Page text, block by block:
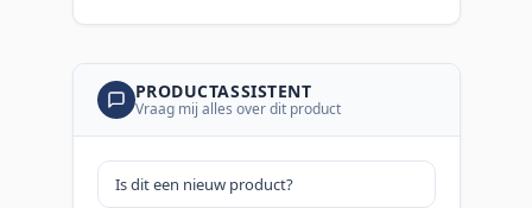
PRODUCTASSISTENT
Vraag mij alles over dit product
Is dit een nieuw product?